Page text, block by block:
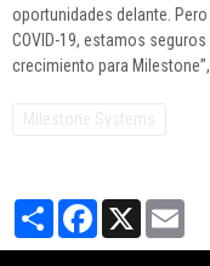
oportunidades delante.
COVID-19, estamos
crecimiento para
Milestone Systems
PartagerFacebook
X